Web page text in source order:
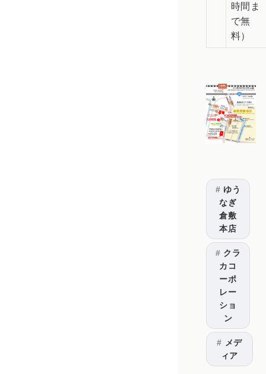
時間ま
で無
料）
ゆう
なぎ
倉敷
本店
クラ
カコ
ーポ
レー
ショ
ン
メデ
ィア